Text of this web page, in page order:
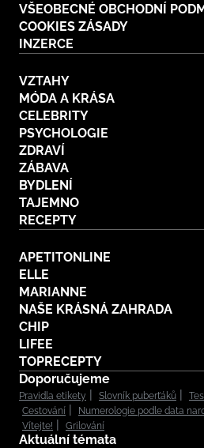
VŠEOBECNÉ OBCHODNÍ
COOKIES ZÁSADY
INZERCE
VZTAHY
MÓDA A KRÁSA
CELEBRITY
PSYCHOLOGIE
ZDRAVÍ
ZÁBAVA
BYDLENÍ
TAJEMNO
RECEPTY
APETITONLINE
ELLE
MARIANNE
NAŠE KRÁSNÁ ZAHRADA
CHIP
LIFEE
TOPRECEPTY
Doporučujeme
Pravidla etikety Slovník puberťáků
Cestování
Numerologie podle data
Vítejte!
Grilování
Aktuální témata